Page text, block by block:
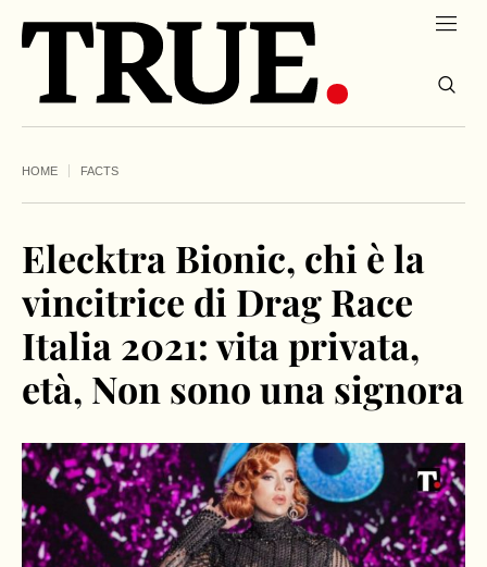
HOME FACTS
Elecktra Bionic, chi è la
vincitrice di Drag Race
Italia 2021: vita privata,
età, Non sono una signora